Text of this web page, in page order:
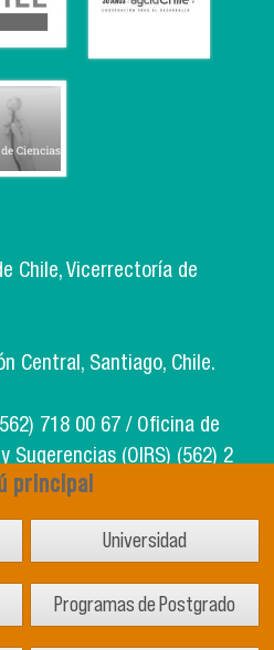
principal
Universidad
Programas de Postgrado
Chile, Vicerrectoría de
Central, Santiago, Chile.
718 00 67 / Oficina de
Sugerencias (OIRS) (562) 2
(562) 718 02 25